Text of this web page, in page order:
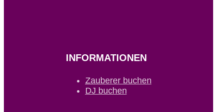
INFORMATIONEN
Zauberer buchen
DJ buchen